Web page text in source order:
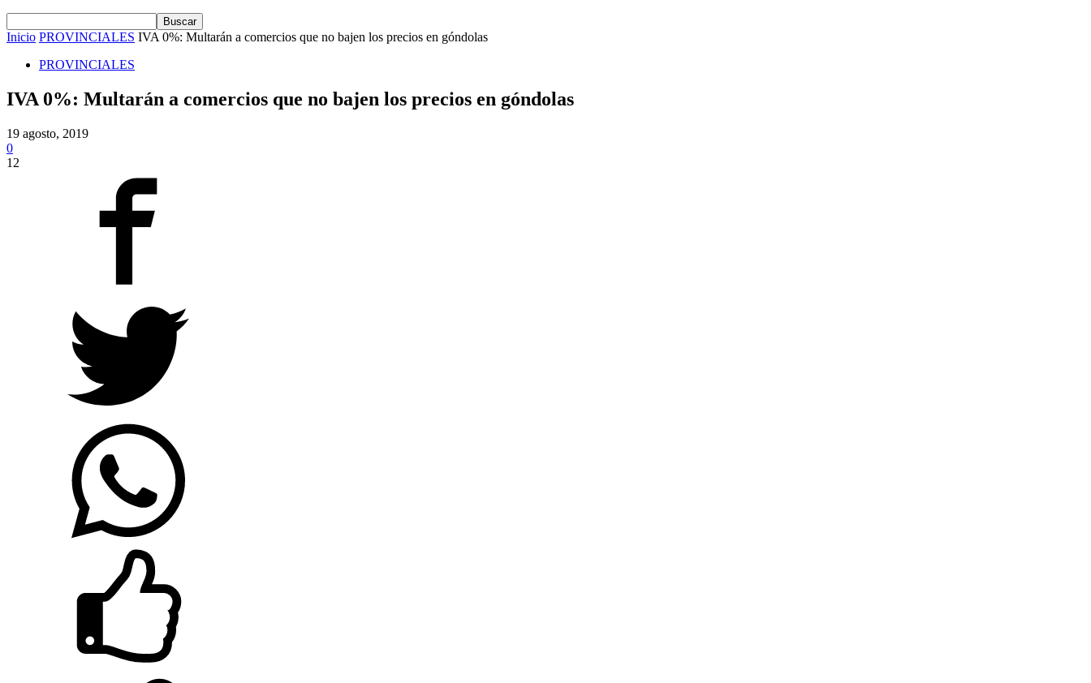
Inicio PROVINCIALES IVA 0%: Multarán a comercios que no bajen los precios en góndolas
PROVINCIALES
IVA 0%: Multarán a comercios que no bajen los precios en góndolas
19 agosto, 2019
0
12